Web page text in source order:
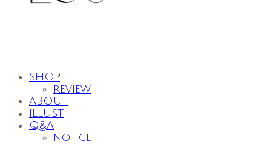
SHOP
review
ABOUT
ILLUST
Q&A
notice